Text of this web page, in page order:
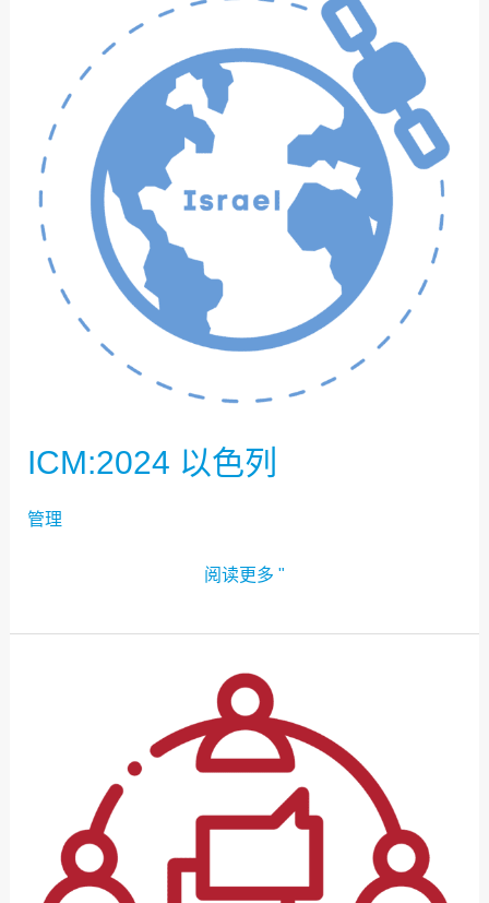
ICM:2024 以色列
管理
色
列
阅读更多 "
其
他
与
者